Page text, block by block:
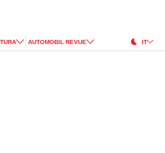
AUTOMOBIL REVUE IT